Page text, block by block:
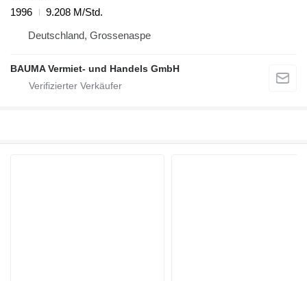
1996
9.208 M/Std.
Deutschland, Grossenaspe
BAUMA Vermiet- und Handels GmbH